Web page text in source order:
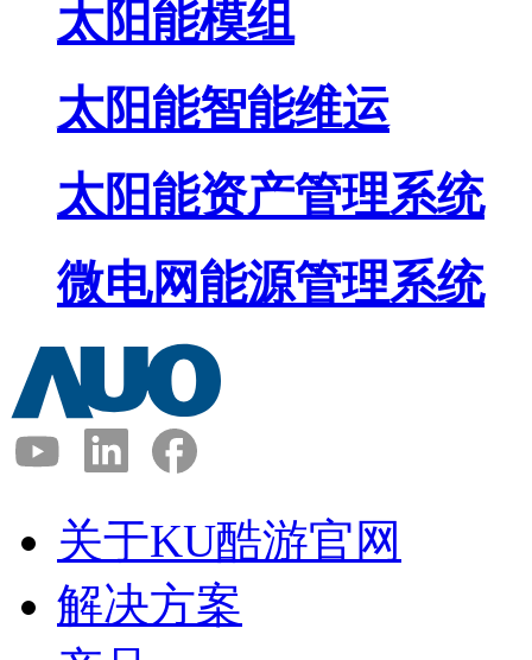
太阳能模组
太阳能智能维运
太阳能资产管理系统
微电网能源管理系统
关于KU酷游官网
解决方案